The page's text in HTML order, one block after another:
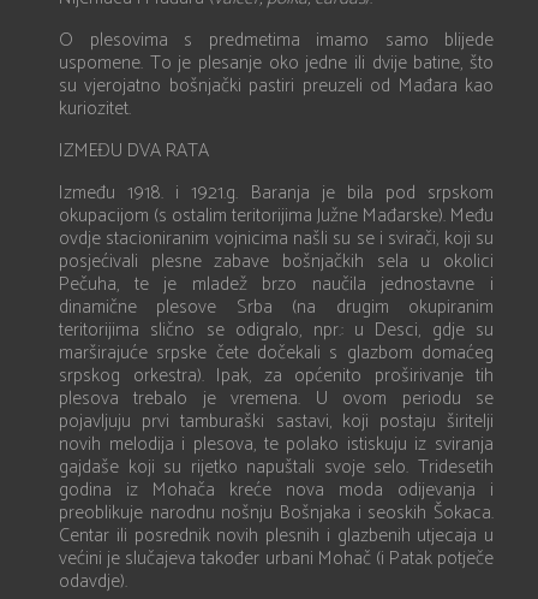
O plesovima s predmetima imamo samo blijede
uspomene. To je plesanje oko jedne ili dvije batine, što
su vjerojatno bošnjački pastiri preuzeli od Mađara kao
kuriozitet.
IZMEĐU DVA RATA
Između 1918. i 1921.g. Baranja je bila pod srpskom
okupacijom (s ostalim teritorijima Južne Mađarske). Među
ovdje stacioniranim vojnicima našli su se i svirači, koji su
posjećivali plesne zabave bošnjačkih sela u okolici
Pečuha, te je mladež brzo naučila jednostavne i
dinamične plesove Srba (na drugim okupiranim
teritorijima slično se odigralo, npr.: u Desci, gdje su
marširajuće srpske čete dočekali s glazbom domaćeg
srpskog orkestra). Ipak, za općenito proširivanje tih
plesova trebalo je vremena. U ovom periodu se
pojavljuju prvi tamburaški sastavi, koji postaju širitelji
novih melodija i plesova, te polako istiskuju iz sviranja
gajdaše koji su rijetko napuštali svoje selo. Tridesetih
godina iz Mohača kreće nova moda odijevanja i
preoblikuje narodnu nošnju Bošnjaka i seoskih Šokaca.
Centar ili posrednik novih plesnih i glazbenih utjecaja u
većini je slučajeva također urbani Mohač (i Patak potječe
odavdje).